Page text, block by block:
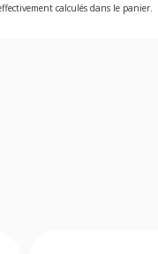
calculés dans le panier.